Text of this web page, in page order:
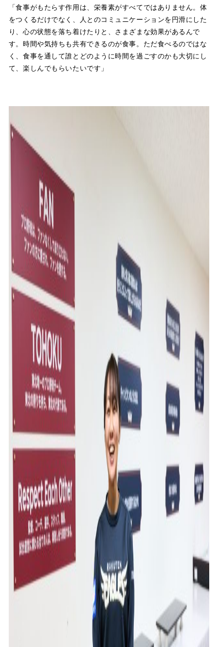
「食事がもたらす作用は、栄養素がすべてではありません。体
をつくるだけでなく、人とのコミュニケーションを円滑にした
り、心の状態を落ち着けたりと、さまざまな効果があるんで
す。時間や気持ちも共有できるのが食事。ただ食べるのではな
く、食事を通して誰とどのように時間を過ごすのかも大切にし
て、楽しんでもらいたいです」